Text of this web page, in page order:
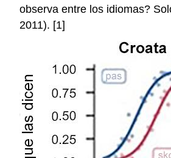
observa entre los idiomas?
2011). [1]